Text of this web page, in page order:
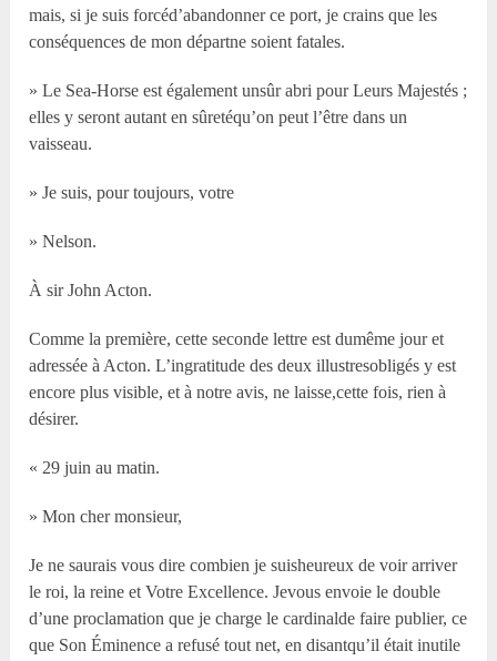
mais, si je suis forcéd’abandonner ce port, je crains que les
conséquences de mon départne soient fatales.
» Le Sea-Horse est également unsûr abri pour Leurs Majestés ;
elles y seront autant en sûretéqu’on peut l’être dans un
vaisseau.
» Je suis, pour toujours, votre
» Nelson.
À sir John Acton.
Comme la première, cette seconde lettre est dumême jour et
adressée à Acton. L’ingratitude des deux illustresobligés y est
encore plus visible, et à notre avis, ne laisse,cette fois, rien à
désirer.
« 29 juin au matin.
» Mon cher monsieur,
Je ne saurais vous dire combien je suisheureux de voir arriver
le roi, la reine et Votre Excellence. Jevous envoie le double
d’une proclamation que je charge le cardinalde faire publier, ce
que Son Éminence a refusé tout net, en disantqu’il était inutile